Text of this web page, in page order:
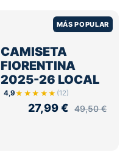
MÁS POPULAR
CAMISETA
FIORENTINA
2025-26 LOCAL
4,9★★★★★ (12)
27,99€ 49,50€